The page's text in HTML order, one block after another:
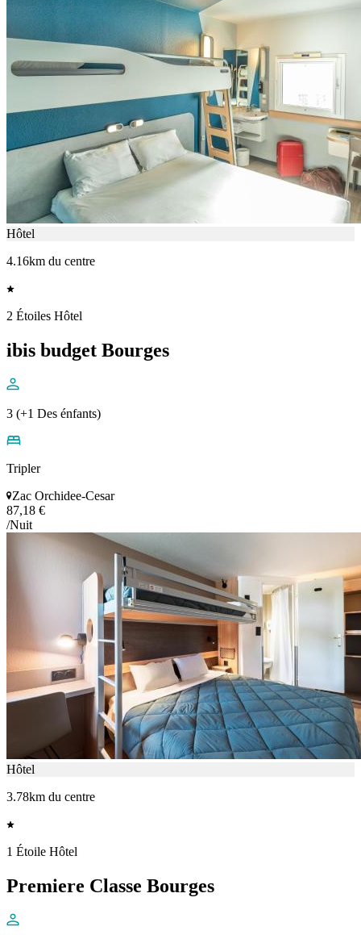
Hôtel
4.16km du centre
2 Étoiles Hôtel
ibis budget Bourges
3 (+1 Des énfants)
Tripler
Zac Orchidee-Cesar
87,18 €
/Nuit
Hôtel
3.78km du centre
1 Étoile Hôtel
Premiere Classe Bourges